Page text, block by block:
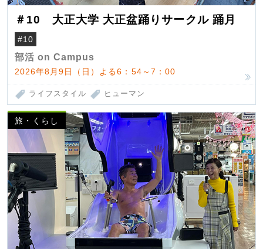
＃10 大正大学 大正盆踊りサークル 踊月
#10
部活 on Campus
2026年8月9日（日）よる6：54～7：00
ライフスタイル ヒューマン
旅・くらし